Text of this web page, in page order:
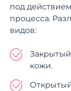
под
процесса.
видов:
кожи.